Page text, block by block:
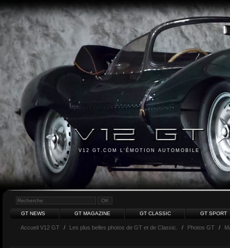
V12 GT.COM L'ÉMOTION AUTOMOBILE
GT NEWS GT MAGAZINE GT CLASSIC GT SPORT
Accueil V12 GT / Les plus belles photos de GT et de Classic. / Photos GT /